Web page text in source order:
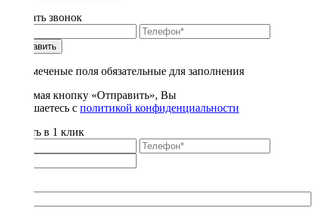
Заказать звонок
Отправить
* - отмеченые поля обязательные для заполнения
Нажимая кнопку «Отправить», Вы
соглашаетесь с политикой конфиденциальности
Купить в 1 клик